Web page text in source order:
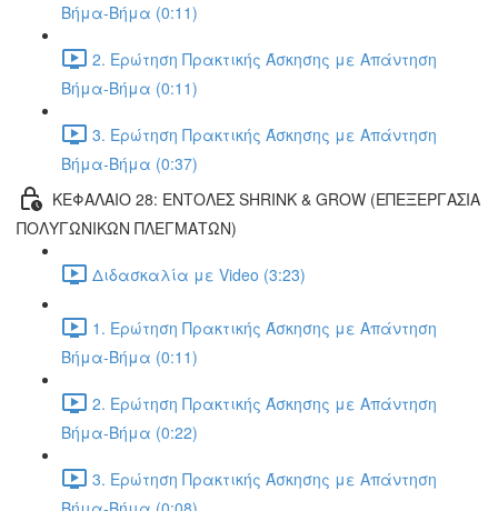
Βήμα-Βήμα (0:11)
2. Ερώτηση Πρακτικής Άσκησης με Απάντηση
Βήμα-Βήμα (0:11)
3. Ερώτηση Πρακτικής Άσκησης με Απάντηση
Βήμα-Βήμα (0:37)
ΚΕΦΑΛΑΙΟ 28: ΕΝΤΟΛΕΣ SHRINK & GROW (ΕΠΕΞΕΡΓΑΣΙΑ
ΠΟΛΥΓΩΝΙΚΩΝ ΠΛΕΓΜΑΤΩΝ)
Διδασκαλία με Video (3:23)
1. Ερώτηση Πρακτικής Άσκησης με Απάντηση
Βήμα-Βήμα (0:11)
2. Ερώτηση Πρακτικής Άσκησης με Απάντηση
Βήμα-Βήμα (0:22)
3. Ερώτηση Πρακτικής Άσκησης με Απάντηση